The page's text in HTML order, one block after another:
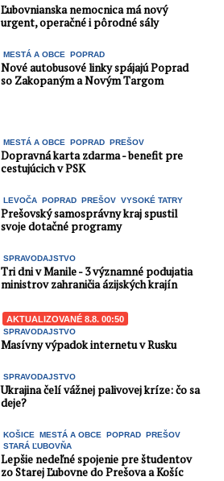
Ľubovnianska nemocnica má nový
urgent, operačné i pôrodné sály
MESTÁ A OBCE POPRAD
Nové autobusové linky spájajú Poprad
so Zakopaným a Novým Targom
MESTÁ A OBCE POPRAD PREŠOV
Dopravná karta zdarma - benefit pre
cestujúcich v PSK
LEVOČA POPRAD PREŠOV VYSOKÉ TATRY
Prešovský samosprávny kraj spustil
svoje dotačné programy
SPRAVODAJSTVO
Tri dni v Manile - 3 významné podujatia
ministrov zahraničia ázijských krajín
AKTUALIZOVANÉ 8.8. 00:50
SPRAVODAJSTVO
Masívny výpadok internetu v Rusku
SPRAVODAJSTVO
Ukrajina čelí vážnej palivovej kríze: čo sa
deje?
KOŠICE MESTÁ A OBCE POPRAD PREŠOV
STARÁ ĽUBOVŇA
Lepšie nedeľné spojenie pre študentov
zo Starej Ľubovne do Prešova a Košíc